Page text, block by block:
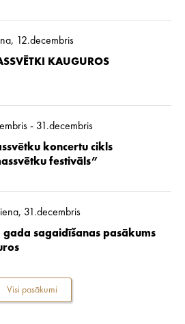
12.decembris
KAUGUROS
- 31.decembris
koncertu cikls
festivāls”
31.decembris
gada sagaidīšanas pasākums
Visi pasākumi